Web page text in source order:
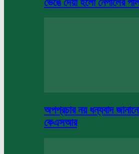
অপপ্রচার নয় ধন্যবাদ
কেএসআর